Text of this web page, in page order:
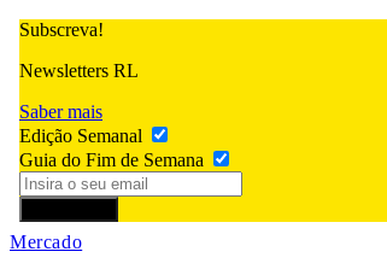
Subscreva!
Newsletters RL
Saber mais
Edição Semanal
Guia do Fim de Semana
Mercado